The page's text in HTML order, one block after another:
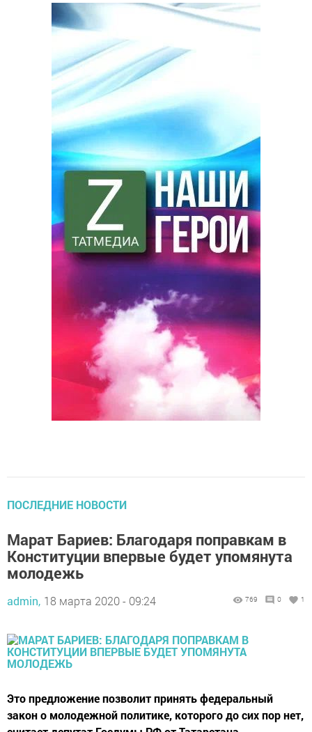
ПОСЛЕДНИЕ НОВОСТИ
Марат Бариев: Благодаря поправкам в
Конституции впервые будет упомянута
молодежь
admin, 18 марта 2020 - 09:24 769 0 1
Это предложение позволит принять федеральный
закон о молодежной политике, которого до сих пор нет,